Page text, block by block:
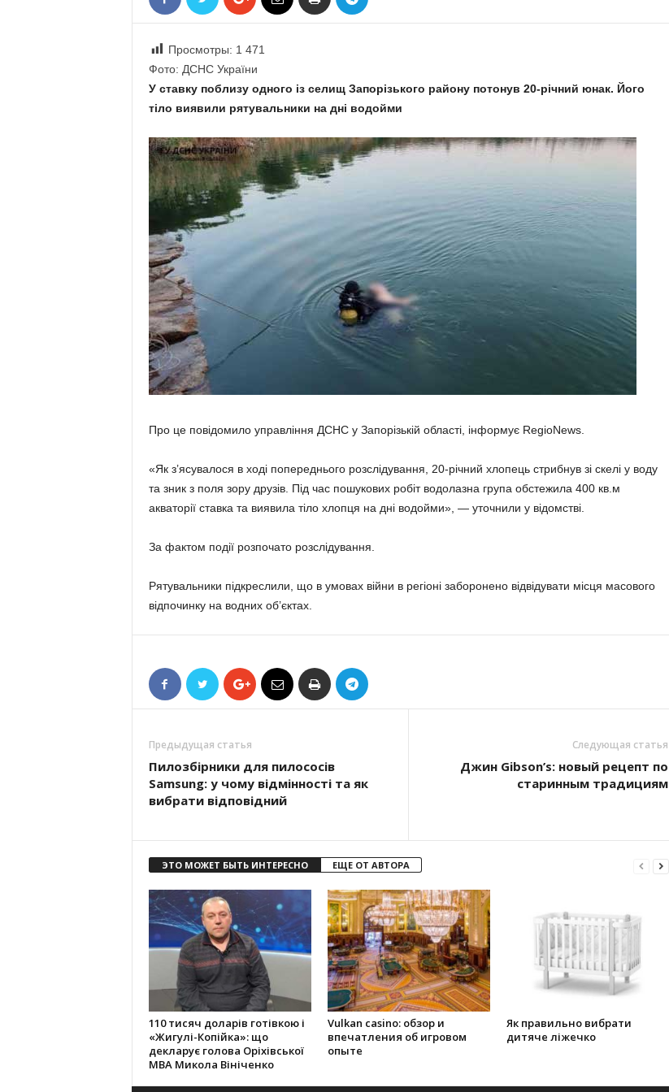
Просмотры: 1 471
Фото: ДСНС України
У ставку поблизу одного із селищ Запорізького району потонув 20-річний юнак. Його
тіло виявили рятувальники на дні водойми
Про це повідомило управління ДСНС у Запорізькій області, інформує RegioNews.
«Як з’ясувалося в ході попереднього розслідування, 20-річний хлопець стрибнув зі скелі у воду
та зник з поля зору друзів. Під час пошукових робіт водолазна група обстежила 400 кв.м
акваторії ставка та виявила тіло хлопця на дні водойми», — уточнили у відомстві.
За фактом події розпочато розслідування.
Рятувальники підкреслили, що в умовах війни в регіоні заборонено відвідувати місця масового
відпочинку на водних об’єктах.
Предыдущая статья
Пилозбірники для пилососів
Samsung: у чому відмінності та як
вибрати відповідний
Следующая статья
Джин Gibson’s: новый рецепт по
старинным традициям
ЭТО МОЖЕТ БЫТЬ ИНТЕРЕСНО ЕЩЕ ОТ АВТОРА
110 тисяч доларів готівкою і
«Жигулі-Копійка»: що
декларує голова Оріхівської
МВА Микола Вініченко
Vulkan casino: обзор и
впечатления об игровом
опыте
Як правильно вибрати
дитяче ліжечко